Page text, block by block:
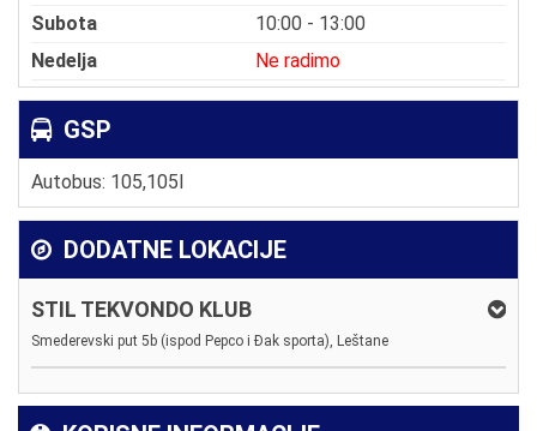
Subota
10:00 - 13:00
Nedelja
Ne radimo
GSP
Autobus: 105,105l
DODATNE LOKACIJE
STIL TEKVONDO KLUB
Smederevski put 5b (ispod Pepco i Đak sporta), Leštane